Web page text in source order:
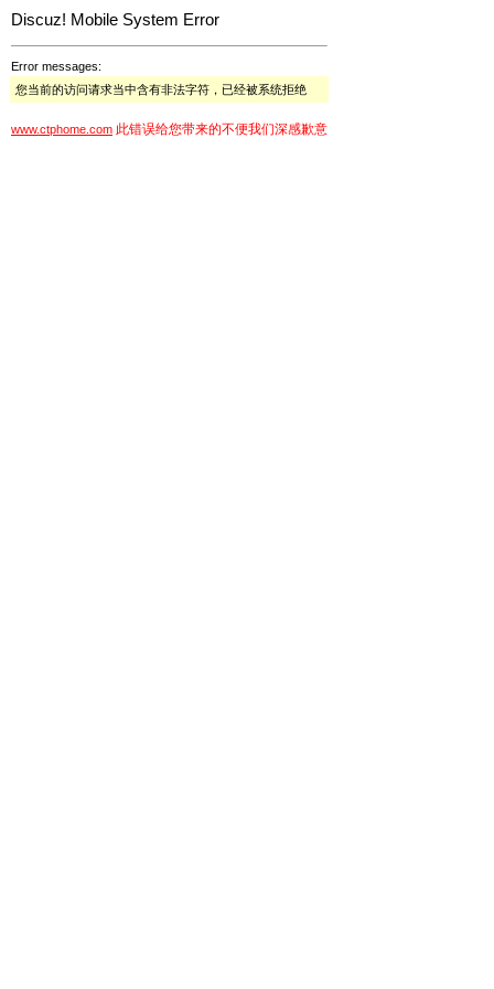
Discuz! Mobile System Error
Error messages:
您当前的访问请求当中含有非法字符，已经被系统拒绝
www.ctphome.com 此错误给您带来的不便我们深感歉意